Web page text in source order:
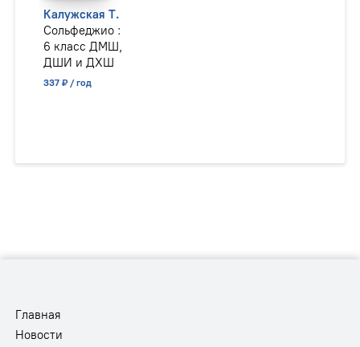
Калужская Т.
Сольфеджио :
6 класс ДМШ,
ДШИ и ДХШ
337 ₽ / год
Главная
Новости